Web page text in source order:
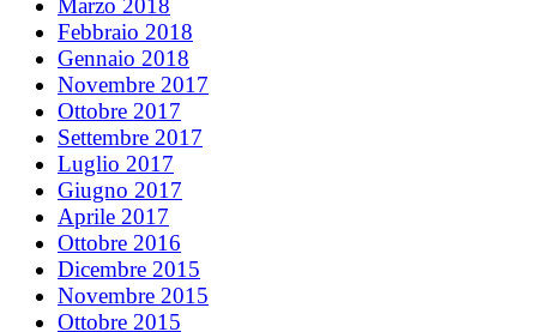
Marzo 2018
Febbraio 2018
Gennaio 2018
Novembre 2017
Ottobre 2017
Settembre 2017
Luglio 2017
Giugno 2017
Aprile 2017
Ottobre 2016
Dicembre 2015
Novembre 2015
Ottobre 2015